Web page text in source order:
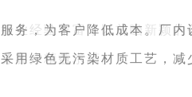
务，为客户降低成本。厂
用绿色无污染材质工艺，